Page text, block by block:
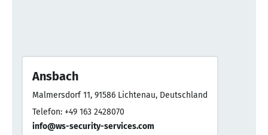
Ansbach
Malmersdorf 11, 91586 Lichtenau, Deutschland
Telefon: +49 163 2428070
info@ws-security-services.com